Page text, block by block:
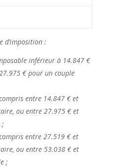
d’imposition :
inférieur à 14.847 €
€ pour un couple
entre 14.847 € et
ou entre 27.975 € et
;
entre 27.519 € et
ou entre 53.038 € et
;